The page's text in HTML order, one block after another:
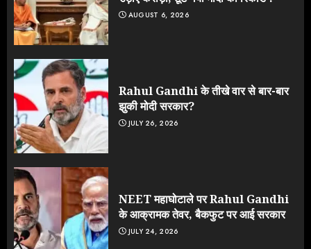
AUGUST 6, 2026
Rahul Gandhi के तीखे वार से बार-बार
झुकी मोदी सरकार?
JULY 26, 2026
NEET महाघोटाले पर Rahul Gandhi
के आक्रामक तेवर, बैकफुट पर आई सरकार
JULY 24, 2026